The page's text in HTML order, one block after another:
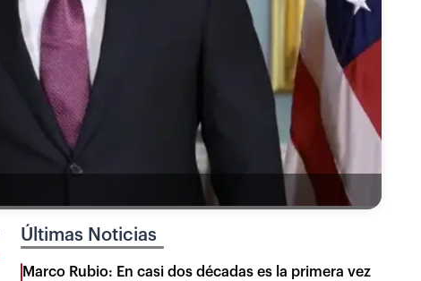
Últimas Noticias
Marco Rubio: En casi dos décadas es la primera vez